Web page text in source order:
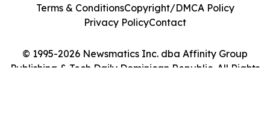
© 1995-2026 Newsmatics Inc. dba Affinity Group
Publishing & Tech Daily Dominican Republic. All Rights
Terms & ConditionsCopyright/DMCA Policy
Privacy PolicyContact